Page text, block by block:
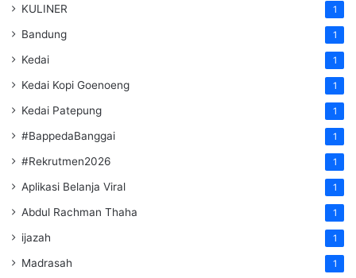
KULINER 1
Bandung 1
Kedai 1
Kedai Kopi Goenoeng 1
Kedai Patepung 1
#BappedaBanggai 1
#Rekrutmen2026 1
Aplikasi Belanja Viral 1
Abdul Rachman Thaha 1
ijazah 1
Madrasah 1